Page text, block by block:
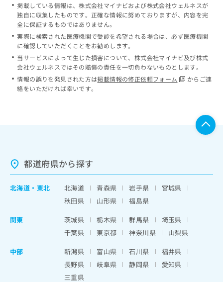
掲載している情報は、株式会社マイナビおよび株式会社ウェルネスが
独自に収集したものです。正確な情報に努めておりますが、内容を完
全に保証するものではありません。
実際に検索された医療機関で受診を希望される場合は、必ず医療機関
に確認していただくことをお勧めします。
当サービスによって生じた損害について、株式会社マイナビ及び株式
会社ウェルネスではその賠償の責任を一切負わないものとします。
情報の誤りを発見された方は掲載情報の修正依頼フォーム
からご連
絡をいただければ幸いです。
都道府県から探す
北海道 ・ 東北 北海道 青森県 岩手県
宮城県
秋田県
山形県
福島県
関東
茨城県 栃木県 群馬県
埼玉県
千葉県
東京都 神奈川県
山梨県
中部
新潟県 富山県 石川県
福井県
長野県
岐阜県 静岡県
愛知県
三重県